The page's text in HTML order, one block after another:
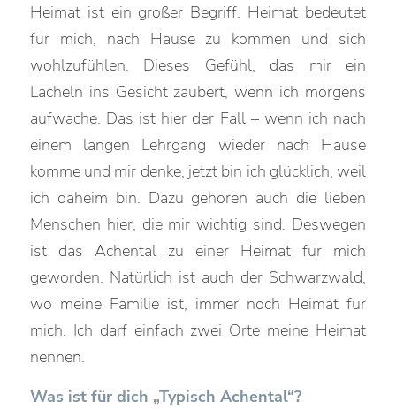
Heimat ist ein großer Begriff. Heimat bedeutet
für mich, nach Hause zu kommen und sich
wohlzufühlen. Dieses Gefühl, das mir ein
Lächeln ins Gesicht zaubert, wenn ich morgens
aufwache. Das ist hier der Fall – wenn ich nach
einem langen Lehrgang wieder nach Hause
komme und mir denke, jetzt bin ich glücklich, weil
ich daheim bin. Dazu gehören auch die lieben
Menschen hier, die mir wichtig sind. Deswegen
ist das Achental zu einer Heimat für mich
geworden. Natürlich ist auch der Schwarzwald,
wo meine Familie ist, immer noch Heimat für
mich. Ich darf einfach zwei Orte meine Heimat
nennen.
Was ist für dich „Typisch Achental“?